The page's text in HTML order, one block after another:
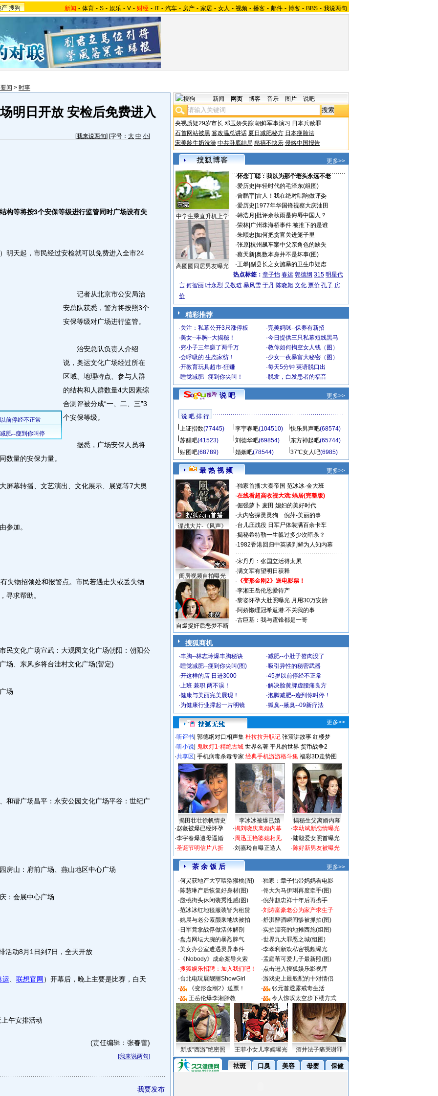
产 搜狗 新闻 - 体育 - S - 娱乐 - V - 财经 - IT - 汽车 - 房产 - 家居 - 女人 - 视频 - 播客 - 邮件 - 博客 - BBS - 我说两句
闻 > 时事
明日开放 安检后免费进入
[我来说两句] [字号： 大 中 小]
等将按3个安保等级进行监管同时广场设有失
天起，市民经过安检就可以免费进入全市24
记者从北京市公安局治
安总队获悉，警方将按照3个
安保等级对广场进行监管。
治安总队负责人介绍
说，奥运文化广场经过所在
区域、地理特点、参与人群
的结构和人群数量4大因素综
合测评被分成“一、二、三”3
个安保等级。
据悉，广场安保人员将
数量的安保力量。
幕转播、文艺演出、文化展示、展览等7大奥
加。
物招领处和报警点。市民若遇走失或丢失物
寻求帮助。
文化广场宣武：大观园文化广场朝阳：朝阳公
场、东风乡将台洼村文化广场(暂定)
场
谐广场昌平：永安公园文化广场平谷：世纪广
山：府前广场、燕山地区中心广场
会展中心广场
动8月1日到7日，全天开放
运 联想官网 ）开幕后，晚上主要是比赛，白天
午安排活动
(责任编辑：张春蕾)
[我来说两句]
我要发布
新闻 网页 博客 音乐 图片 说吧
央视质疑29岁市长 邓玉娇失踪 朝鲜军事演习 日本兵赎罪
石首网站被黑 篡改温总讲话 夏日减肥秘方 日本瘦脸法
宋美龄牛奶洗澡 中共卧底结局 慈禧不快乐 侵略中国报告
更多>>
中学生乘直升机上学
高圆圆同居男友曝光
·怀念丁聪：我以为那个老头永远不老
·爱历史 年轻时代的毛泽东(组图)
·曾鹏宇| 雷人！我在绝对唱响做评委
·爱历史 1977年华国锋视察大庆油田
·韩浩月 批评余秋雨是侮辱中国人？
·荣林| 广州珠海桥事件:被推下的是谁
·朱顺忠 如何把贪官关进笼子里
·张原| 杭州飙车案中父亲角色的缺失
·蔡天新| 奥数本身并不是坏事(图)
·王攀| 副县长之女施暴的卫生巾疑虑
热点标签： 章子怡 春运 郭德纲 315 明星代
言 何智丽 叶永烈 吴敬琏 暴风雪 于丹 陈晓旭 文化 票价 孔子 房
价
精彩推荐
·关注：私幕公开3只涨停板 ·完美妈咪--保养有新招
·美女--丰胸--大揭秘！ ·今日提供三只私幕短线黑马
·穷小子三年赚了两千万 ·教你如何掏空女人钱（图）
·会呼吸的 生态家纺！ ·少女一夜暴富大秘密（图）
·开教育玩具超市-狂赚 ·每天5分钟 英语脱口出
·睡觉减肥--瘦到你尖叫！ · 脱发，白发患者的福音
说 吧 更多>>
说 吧 排 行
上证指数(77445) 李宇春吧(104510) 快乐男声吧(68574)
苏醒吧(41523) 刘德华吧(69854) 东方神起吧(65744)
贴图吧(68789) 婚姻吧(78544) 37℃女人吧(6985)
最 热 视 频 更多>>
谍战大片-《风声》
闺房视频自拍曝光
自爆捉奸后恶梦不断
·独家首播:大秦帝国 范冰冰-金大班
·在线看超高收视大戏:蜗居(完整版)
·倔强萝卜 麦田 媳妇的美好时代
·大内密探灵灵狗
倪萍-美丽的事
·台儿庄战役 日军尸体装满百余卡车
·揭秘希特勒一生躲过多少次暗杀？
·1982香港回归中英谈判鲜为人知内幕
·宋丹丹：张国立活得太累
·满文军有望明日获释
· 《变形金刚2》送电影票！
·李湘王岳伦恩爱待产
·黎姿怀孕大肚照曝光 月用30万安胎
·阿娇懒理冠希返港:不关我的事
·古巨基：我与霆锋都是一哥
搜狐商机
·丰胸--林志玲爆丰胸秘诀 ·减肥--小肚子赘肉没了
·睡觉减肥--瘦到你尖叫(图) ·吸引异性的秘密武器
·开这样的店 日进3000 ·45岁以前停经不正常
·上班 兼职 两不误！ ·解决脸黄脾虚腰痛良方
·健康与美丽完美展现！ ·泡脚减肥--瘦到你叫停！
·为健康行业撑起一片明镜 ·狐臭--腋臭--09新疗法
更多>>
·听评书 郭德纲对口相声集 杜拉拉升职记 张震讲故事 红楼梦
·听小说 鬼吹灯1-精绝古城 世界名著 平凡的世界 货币战争2
·共享区 手机病毒杀毒专家 经典手机游游格斗集 福彩3D走势图
揭田壮壮徐帆情史 李冰冰被爆已婚
揭秘生父离婚内幕
·赵薇被爆已经怀孕
·李宇春爆遭母逼婚
·圣诞节明信片八折
·揭刘晓庆离婚内幕
·周迅王艳婆媳相见
·刘嘉玲自曝正造人
·李幼斌新恋情曝光
·陆毅爱女照首曝光
·陈好新男友被曝光
茶 余 饭 后
更多>>
·何炅获地产大亨喂猕猴桃(图) ·独家：章子怡带妈妈看电影
·陈慧琳产后恢复好身材(图) ·佟大为马伊琍再度牵手(图)
·殷桃街头休闲装秀性感(图) ·倪萍赵忠祥十年后再携手
·范冰冰红地毯服装皆为租赁 ·刘涛富豪老公为家产求生子
·姚晨与老公素颜乘地铁被拍 ·舒淇醉酒瞬间惨被抓拍(图)
· 日军竟拿战俘做活体解剖 ·实拍漂亮的地摊西施(组图)
·盘点网坛大腕的暴烈脾气 ·世界九大罪恶之城(组图)
·美女办公室遭遇灵异事件 ·李孝利新欢私密视频曝光
· 《Nobody》成命案导火索 ·孟庭苇可爱儿子最新照(图)
·搜狐娱乐招聘：加入我们吧！ ·点击进入搜狐娱乐影视库
·台北电玩展靓丽ShowGirl ·游戏史上最般配的十对情侣
·
《变形金刚2》送票！ ·
张元首透露戒毒生活
·
王岳伦爆李湘胎教 · 令人惊叹太空步下楼方式
新版“西游”绝密照 王菲小女儿李嫣曝光 酒井法子痛哭谢罪